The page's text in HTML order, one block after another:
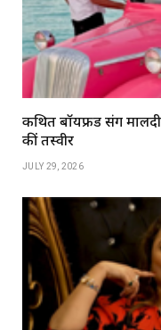
कथित बॉयफ्रेंड संग
कीं तस्वीरें
JULY 29, 2026